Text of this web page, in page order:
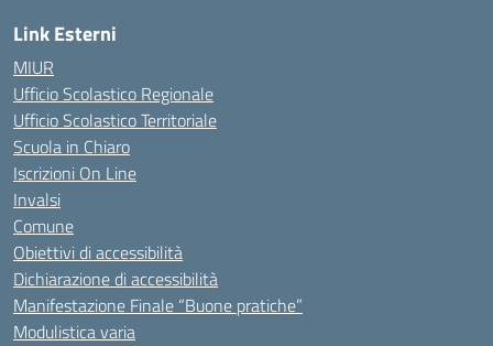
Link Esterni
MIUR
Ufficio Scolastico Regionale
Ufficio Scolastico Territoriale
Scuola in Chiaro
Iscrizioni On Line
Invalsi
Comune
Obiettivi di accessibilità
Dichiarazione di accessibilità
Manifestazione Finale “Buone pratiche”
Modulistica varia